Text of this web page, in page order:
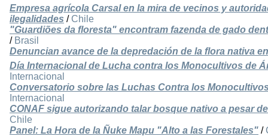
Empresa agrícola Carsal en la mira de vecinos y
ilegalidades / Chile
"Guardiões da floresta" encontram fazenda de gado
/ Brasil
Denuncian avance de la depredación de la flora nativa
Día Internacional de Lucha contra los Monocultivos de
Internacional
Conversatorio sobre las Luchas Contra los
Internacional
CONAF sigue autorizando talar bosque nativo a pesar
Chile
Panel: La Hora de la Ñuke Mapu "Alto a las Forestales" /